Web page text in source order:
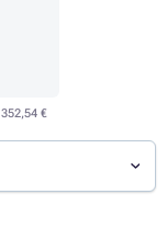
352,54 €